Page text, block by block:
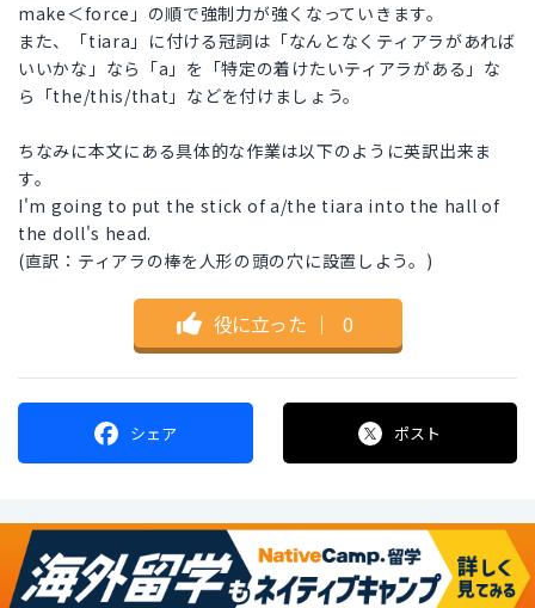
make＜force」の順で強制力が強くなっていきます。
また、「tiara」に付ける冠詞は「なんとなくティアラがあれば
いいかな」なら「a」を「特定の着けたいティアラがある」な
ら「the/this/that」などを付けましょう。
ちなみに本文にある具体的な作業は以下のように英訳出来ま
す。
I'm going to put the stick of a/the tiara into the hall of
the doll's head.
(直訳：ティアラの棒を人形の頭の穴に設置しよう。)
役に立った ｜ 0
シェア ポスト